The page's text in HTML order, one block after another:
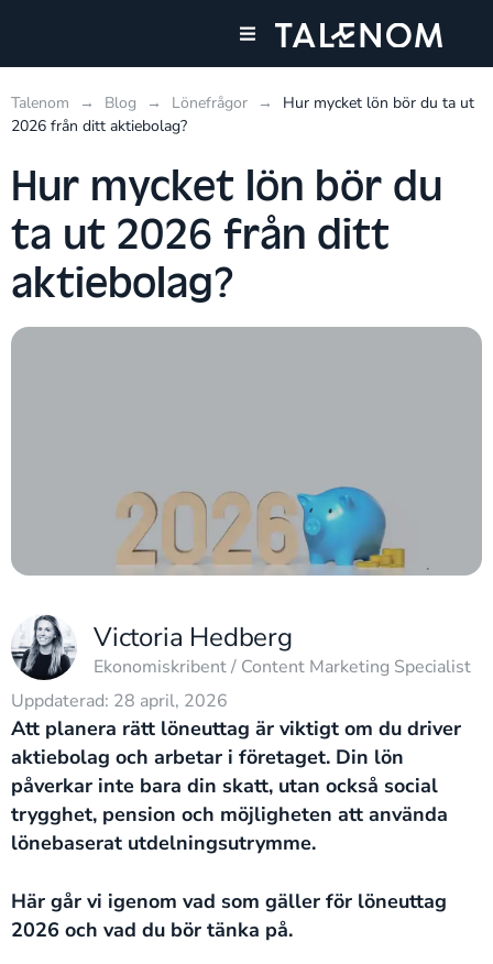
Talenom → Blog → Lönefrågor →
Hur mycket lön bör du ta ut
2026 från ditt aktiebolag?
Hur mycket lön bör du
ta ut 2026 från ditt
aktiebolag?
Victoria Hedberg
Ekonomiskribent / Content Marketing Specialist
Uppdaterad: 28 april, 2026
Att planera rätt löneuttag är viktigt om du driver
aktiebolag och arbetar i företaget. Din lön
påverkar inte bara din skatt, utan också social
trygghet, pension och möjligheten att använda
lönebaserat utdelningsutrymme.
Här går vi igenom vad som gäller för löneuttag
2026 och vad du bör tänka på.